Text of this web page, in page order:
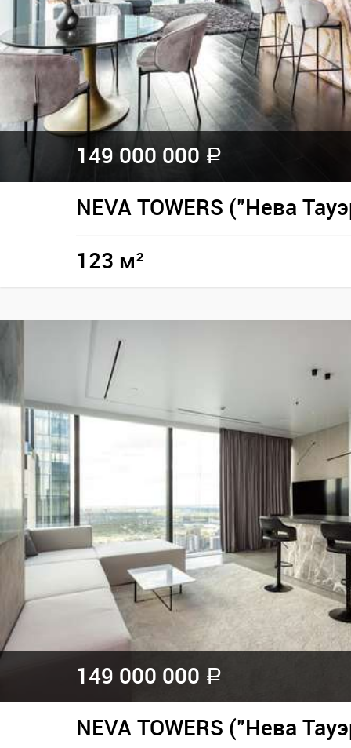
149 000 000 a
NEVA TOWERS ("Нева
123 м²
149 000 000 a
NEVA TOWERS ("Нева